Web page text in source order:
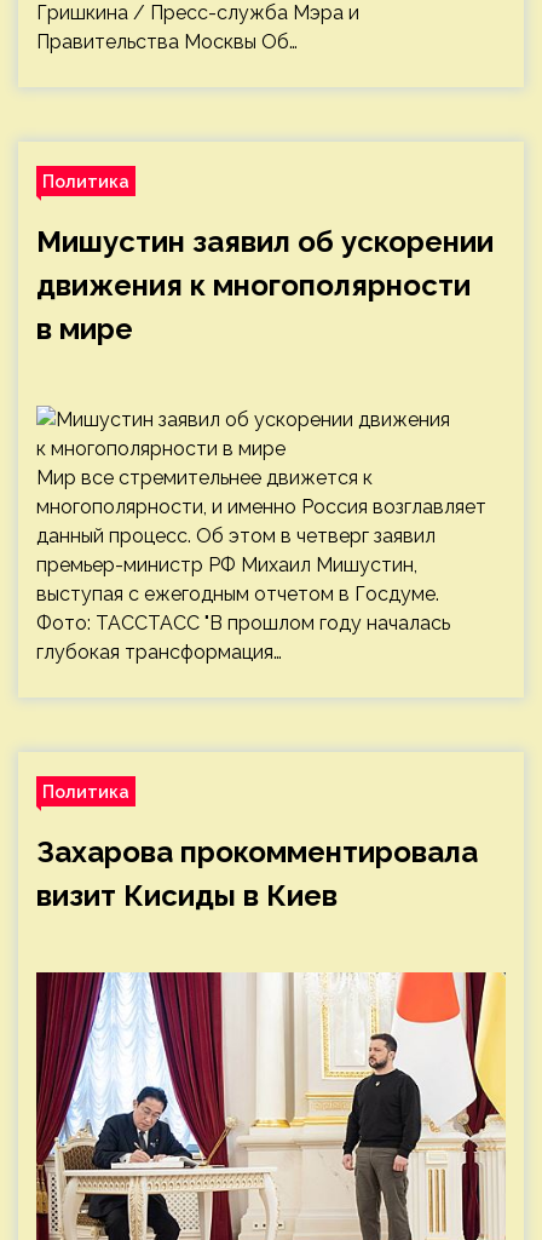
Гришкина / Пресс-служба Мэра и
Правительства Москвы Об…
Политика
Мишустин заявил об ускорении
движения к многополярности
в мире
Мир все стремительнее движется к
многополярности, и именно Россия возглавляет
данный процесс. Об этом в четверг заявил
премьер-министр РФ Михаил Мишустин,
выступая с ежегодным отчетом в Госдуме.
Фото: ТАССТАСС "В прошлом году началась
глубокая трансформация…
Политика
Захарова прокомментировала
визит Кисиды в Киев